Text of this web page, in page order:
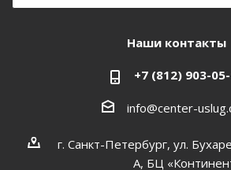
Наши контакты
+7 (812) 903-
info@center-
г. Санкт-Петербург, ул.
А, БЦ